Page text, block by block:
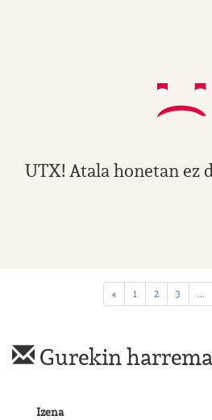
UTX! Atala honetan ez
« 1 2 3
Gurekin
Izena